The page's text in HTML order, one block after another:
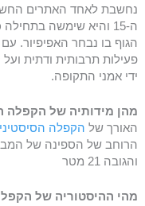
נחשבת לאחד האתרים
ה-15 והיא שימשה בתחילה כמקום התכנסות של חברי
הגוף בו נבחר האפיפיור.
פעילות תרבותית ודתית ועל
ידי אמני התקופה.
מהן מידותיה של הקפלה
האורך של הקפלה
הרוחב של הספינה של המבנה
והגובה 21 מטר
מהי ההיסטוריה של